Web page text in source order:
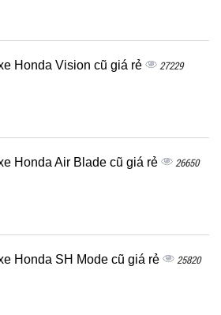
Honda Vision cũ giá rẻ 27229
Honda Air Blade cũ giá rẻ 26650
Honda SH Mode cũ giá rẻ 25820